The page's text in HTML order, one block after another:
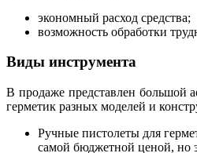
экономный расход средства;
возможность обработки
Виды инструмента
В продаже представлен большой
герметик разных моделей и
Ручные пистолеты для
самой бюджетной ценой, но